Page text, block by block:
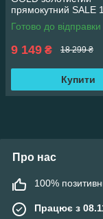
прямокутний SALE
см
Готово до відправки
9 149 ₴ 18 299 ₴
Купити
Про нас
100%
Працює з